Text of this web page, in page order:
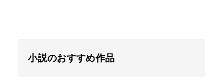
小説のおすすめ作品